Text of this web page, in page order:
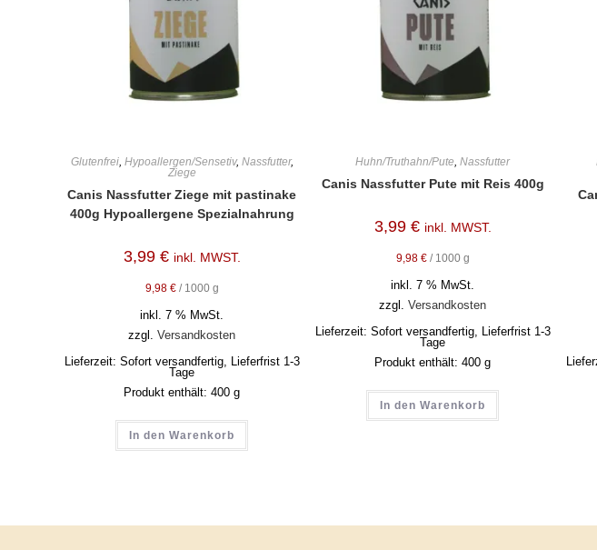
Glutenfrei, Hypoallergen/Sensetiv, Nassfutter,
Ziege
Canis Nassfutter Ziege mit pastinake
400g Hypoallergene Spezialnahrung
3,99 € inkl. MWST.
9,98 €/ 1000 g
inkl. 7 % MwSt.
zzgl.Versandkosten
Lieferzeit: Sofort versandfertig, Lieferfrist 1-3
Tage
Produkt enthält: 400g
In den Warenkorb
Huhn/Truthahn/Pute ,Nassfutter
Canis Nassfutter Pute mit Reis 400g
3,99 € inkl. MWST.
9,98 €/ 1000 g
inkl. 7 % MwSt.
zzgl.Versandkosten
Lieferzeit: Sofort versandfertig, Lieferfrist 1-3
Tage
Produkt enthält: 400g
In den Warenkorb